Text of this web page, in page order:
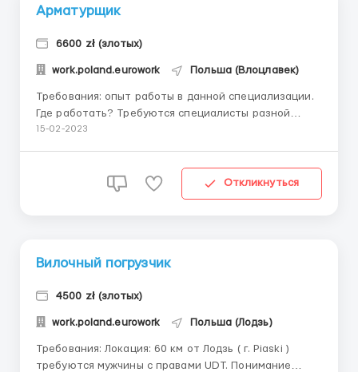
Арматурщик
6600 zł (злотых)
work.poland.eurowork Польша (Влоцлавек)
Требования: опыт работы в данной специализации.
Где работать? Требуются специалисты разной
квалификации для работы в строительной
капитальному ремонту, и внешней отделки. В связи
15-02-2023
Откликнуться
Вилочный погрузчик
4500 zł (злотых)
work.poland.eurowork Польша (Лодзь)
Требования: Локация: 60 км от Лодзь ( г. Piaski )
требуются мужчины с правами UDT. Понимание